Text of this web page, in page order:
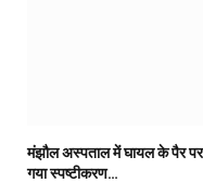
मंझौल अस्पताल में घायल के पैर पर
गया स्पष्टीकरण…